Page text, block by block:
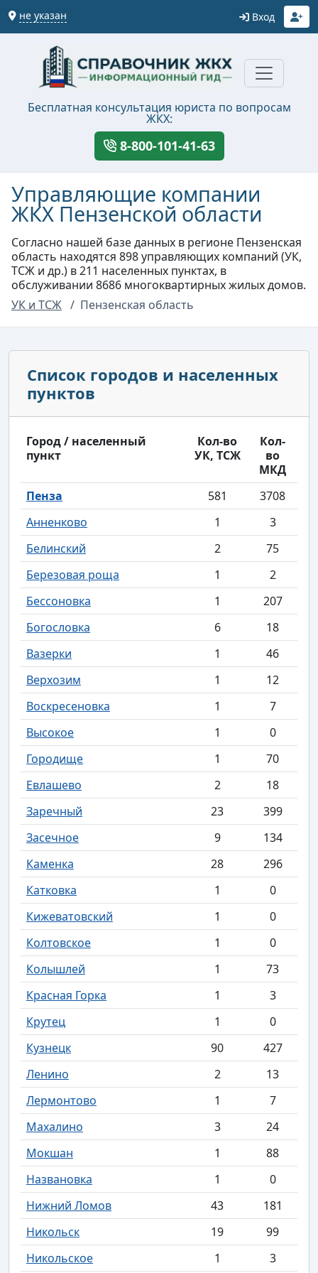
не указан Вход
Бесплатная консультация юриста по вопросам
ЖКХ:
8-800-101-41-63
Управляющие компании
ЖКХ Пензенской области
Согласно нашей базе данных в регионе Пензенская
область находятся 898 управляющих компаний (УК,
ТСЖ и др.) в 211 населенных пунктах, в
обслуживании 8686 многоквартирных жилых домов.
УК и ТСЖ
Пензенская область
Список городов и населенных
пунктов
Город / населенный
пункт
Кол-во
УК, ТСЖ
Кол-
во
МКД
Пенза
581
3708
Анненково
1
3
Белинский
2
75
Березовая роща
1
2
Бессоновка
1
207
Богословка
6
18
Вазерки
1
46
Верхозим
1
12
Воскресеновка
1
7
Высокое
1
0
Городище
1
70
Евлашево
2
18
Заречный
23
399
Засечное
9
134
Каменка
28
296
Катковка
1
0
Кижеватовский
1
0
Колтовское
1
0
Колышлей
1
73
Красная Горка
1
3
Крутец
1
0
Кузнецк
90
427
Ленино
2
13
Лермонтово
1
7
Махалино
3
24
Мокшан
1
88
Названовка
1
0
Нижний Ломов
43
181
Никольск
19
99
Никольское
1 3